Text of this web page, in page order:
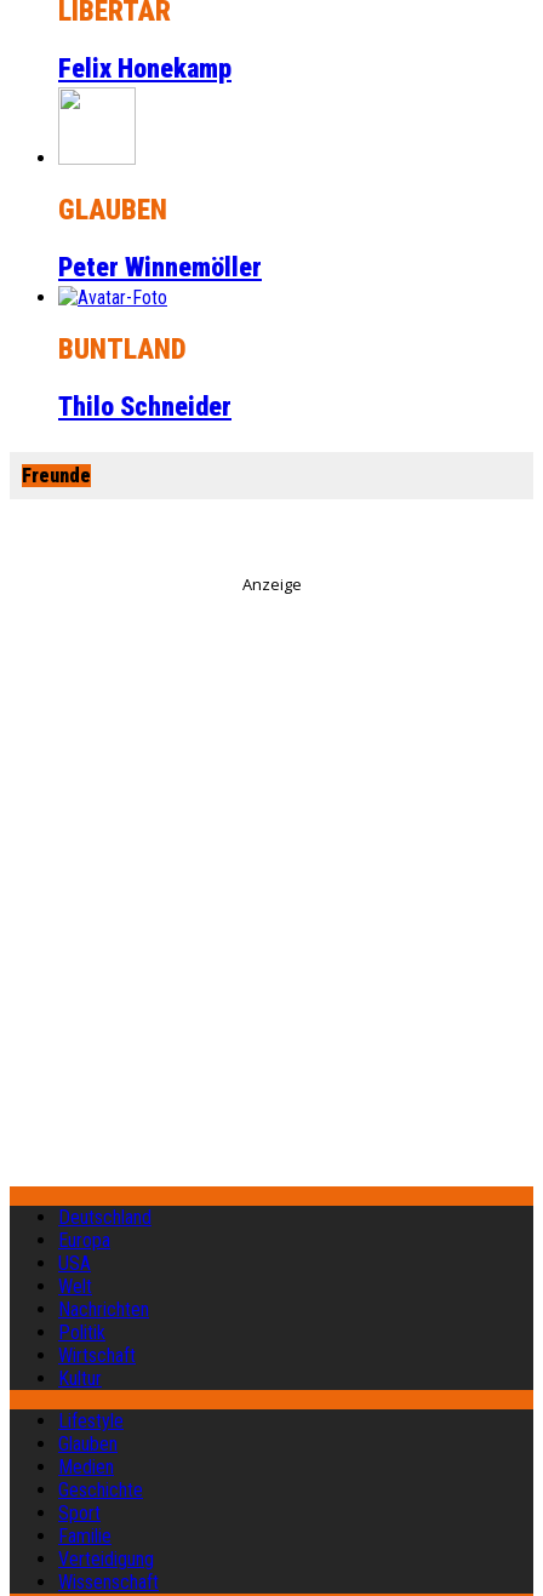
LIBERTÄR
Felix Honekamp
GLAUBEN
Peter Winnemöller
BUNTLAND
Thilo Schneider
Freunde
Anzeige
Deutschland
Europa
USA
Welt
Nachrichten
Politik
Wirtschaft
Kultur
Lifestyle
Glauben
Medien
Geschichte
Sport
Familie
Verteidigung
Wissenschaft